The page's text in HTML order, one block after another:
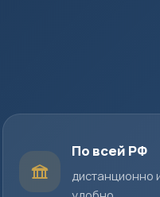
По всей РФ
дистанционно